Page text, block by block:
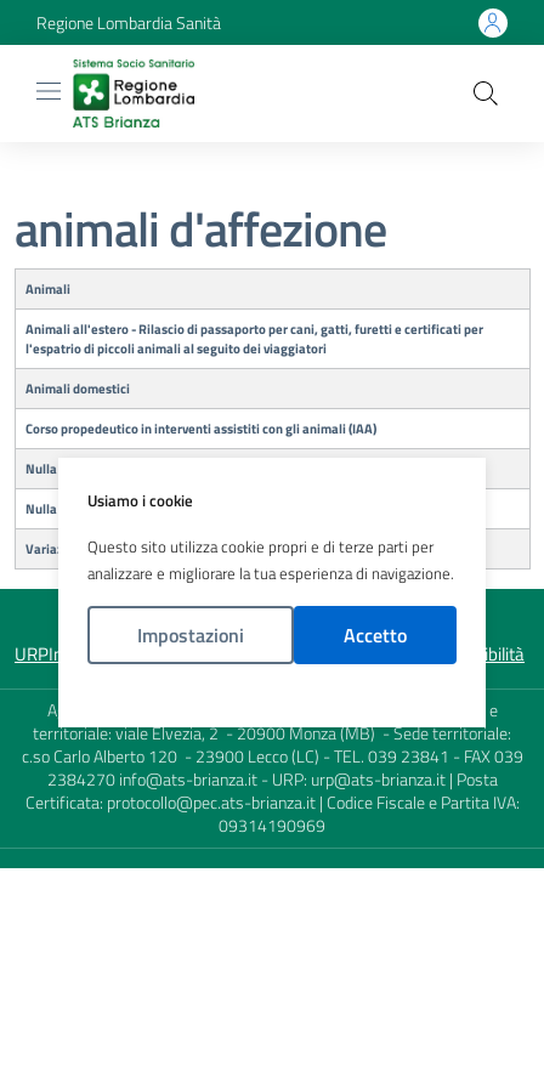
Regione Lombardia Sanità
animali d'affezione
Titolo
Animali
Animali all'estero - Rilascio di passaporto per cani, gatti, furetti e certificati per
l'espatrio di piccoli animali al seguito dei viaggiatori
Animali domestici
Corso propedeutico in interventi assistiti con gli animali (IAA)
Nulla osta per rilascio autorizzazione sanitaria per vendita animali di affezione
Nulla osta per strutture detenzione degli animali d'affezione (LR 33 2009)
Variazione dei dati registrati in anagrafe animali da affezione
URPInformativa sulla privacy Note legali Accessibilità
Agenzia di Tutela della Salute (ATS) della Brianza - Sede Legale e
territoriale: viale Elvezia, 2 - 20900 Monza (MB) - Sede territoriale:
c.so Carlo Alberto 120 - 23900 Lecco (LC) - TEL. 039 23841 - FAX 039
2384270 info@ats-brianza.it- URP: urp@ats-brianza.it| Posta
Certificata: protocollo@pec.ats-brianza.it| Codice Fiscale e Partita IVA:
09314190969
Usiamo i cookie
Questo sito utilizza cookie propri e di terze parti per
analizzare e migliorare la tua esperienza di navigazione.
Impostazioni Accetto